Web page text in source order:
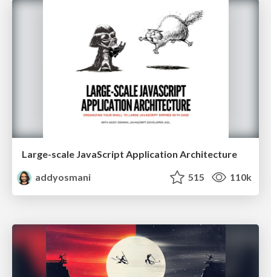
Large-scale JavaScript Application Architecture
addyosmani
515 110k